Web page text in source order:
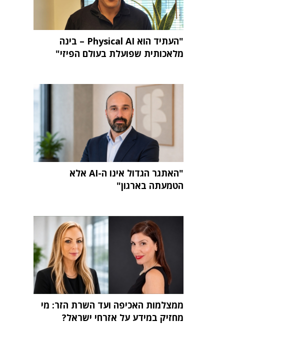
"העתיד הוא Physical AI – בינה
מלאכותית שפועלת בעולם הפיזי"
"האתגר הגדול אינו ה-AI אלא
הטמעתה בארגון"
ממצלמות האכיפה ועד השרת הזר: מי
מחזיק במידע על אזרחי ישראל?